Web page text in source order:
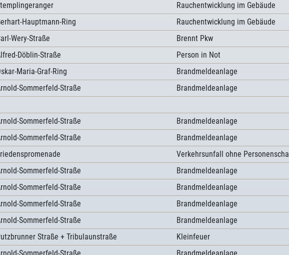
Rauchentwicklung im Gebäude
Hauptmann-Ring
Rauchentwicklung im Gebäude
Wery-Straße
Brennt Pkw
Döblin-Straße
Person in Not
Maria-Graf-Ring
Brandmeldeanlage
Sommerfeld-Straße
Brandmeldeanlage
Sommerfeld-Straße
Brandmeldeanlage
Sommerfeld-Straße
Brandmeldeanlage
Verkehrsunfall ohne
Sommerfeld-Straße
Brandmeldeanlage
Sommerfeld-Straße
Brandmeldeanlage
Sommerfeld-Straße
Brandmeldeanlage
Sommerfeld-Straße
Brandmeldeanlage
Straße + Tribulaunstraße
Kleinfeuer